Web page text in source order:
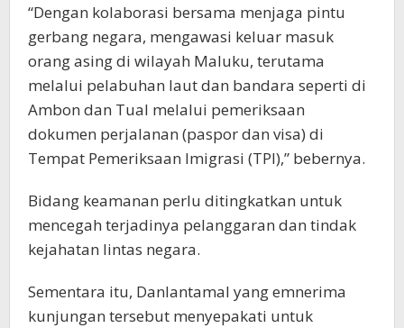
“Dengan kolaborasi bersama menjaga pintu
gerbang negara, mengawasi keluar masuk
orang asing di wilayah Maluku, terutama
melalui pelabuhan laut dan bandara seperti di
Ambon dan Tual melalui pemeriksaan
dokumen perjalanan (paspor dan visa) di
Tempat Pemeriksaan Imigrasi (TPI),” bebernya.
Bidang keamanan perlu ditingkatkan untuk
mencegah terjadinya pelanggaran dan tindak
kejahatan lintas negara.
Sementara itu, Danlantamal yang emnerima
kunjungan tersebut menyepakati untuk